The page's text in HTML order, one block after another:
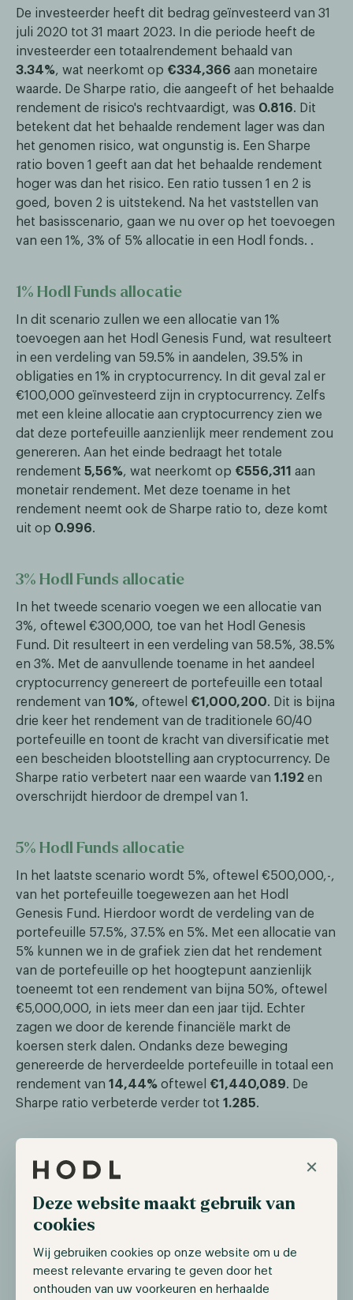
×
Deze website maakt gebruik van
cookies
Wij gebruiken cookies op onze website om u de
meest relevante ervaring te geven door het
onthouden van uw voorkeuren en herhaalde
De investeerder heeft dit bedrag geïnvesteerd van 31
juli 2020 tot 31 maart 2023. In die periode heeft de
investeerder een totaalrendement behaald van
3.34%, wat neerkomt op €334,366 aan monetaire
waarde. De Sharpe ratio, die aangeeft of het behaalde
rendement de risico's rechtvaardigt, was 0.816. Dit
betekent dat het behaalde rendement lager was dan
het genomen risico, wat ongunstig is. Een Sharpe
ratio boven 1 geeft aan dat het behaalde rendement
hoger was dan het risico. Een ratio tussen 1 en 2 is
goed, boven 2 is uitstekend. Na het vaststellen van
het basisscenario, gaan we nu over op het toevoegen
van een 1%, 3% of 5% allocatie in een Hodl fonds. .
1% Hodl Funds allocatie
In dit scenario zullen we een allocatie van 1%
toevoegen aan het Hodl Genesis Fund, wat resulteert
in een verdeling van 59.5% in aandelen, 39.5% in
obligaties en 1% in cryptocurrency. In dit geval zal er
€100,000 geïnvesteerd zijn in cryptocurrency. Zelfs
met een kleine allocatie aan cryptocurrency zien we
dat deze portefeuille aanzienlijk meer rendement zou
genereren. Aan het einde bedraagt het totale
rendement 5,56%, wat neerkomt op €556,311 aan
monetair rendement. Met deze toename in het
rendement neemt ook de Sharpe ratio to, deze komt
uit op 0.996.
3% Hodl Funds allocatie
In het tweede scenario voegen we een allocatie van
3%, oftewel €300,000, toe van het Hodl Genesis
Fund. Dit resulteert in een verdeling van 58.5%, 38.5%
en 3%. Met de aanvullende toename in het aandeel
cryptocurrency genereert de portefeuille een totaal
rendement van 10%, oftewel €1,000,200. Dit is bijna
drie keer het rendement van de traditionele 60/40
portefeuille en toont de kracht van diversificatie met
een bescheiden blootstelling aan cryptocurrency. De
Sharpe ratio verbetert naar een waarde van 1.192 en
overschrijdt hierdoor de drempel van 1.
5% Hodl Funds allocatie
In het laatste scenario wordt 5%, oftewel €500,000,-,
van het portefeuille toegewezen aan het Hodl
Genesis Fund. Hierdoor wordt de verdeling van de
portefeuille 57.5%, 37.5% en 5%. Met een allocatie van
5% kunnen we in de grafiek zien dat het rendement
van de portefeuille op het hoogtepunt aanzienlijk
toeneemt tot een rendement van bijna 50%, oftewel
€5,000,000, in iets meer dan een jaar tijd. Echter
zagen we door de kerende financiële markt de
koersen sterk dalen. Ondanks deze beweging
genereerde de herverdeelde portefeuille in totaal een
rendement van 14,44% oftewel €1,440,089. De
Sharpe ratio verbeterde verder tot 1.285.